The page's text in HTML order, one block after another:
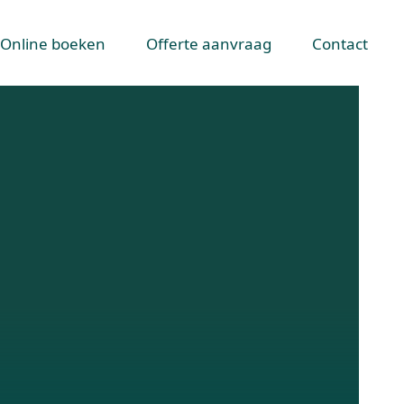
Online boeken Offerte aanvraag Contact